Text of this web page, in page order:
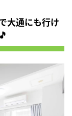
大通にも行け